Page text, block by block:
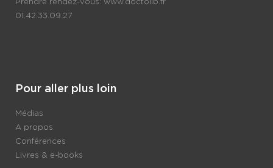
Prendre rendez-vous: www.doctolib.fr
01.42.33.09.27
Pour aller plus loin
Médias
A propos
Conférences
Livres & e-books